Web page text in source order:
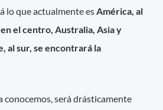
lo que actualmente es América, al
el centro, Australia, Asia y
al sur, se encontrará la
conocemos, será drásticamente